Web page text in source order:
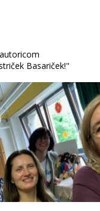
Basariček!"